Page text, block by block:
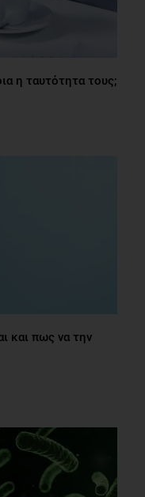
η ταυτότητα τους;
και πως να την